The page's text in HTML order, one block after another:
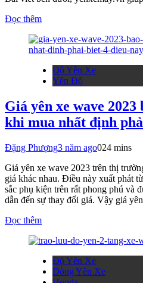
Đọc thêm
Độ Yên Xe
Yên Độ
Giá yên xe wave
khi mua nhất định
Đặng Phượng3 năm ago024 mins
Giá yên xe wave 2023 trên thị
giá khác nhau. Điều này xuất phát
sắc phụ kiện trên rất phong phú và
dẫn đến sự thay đổi giá. Vậy giá
Đọc thêm
Độ Yên Xe
Dòng Yên Xe